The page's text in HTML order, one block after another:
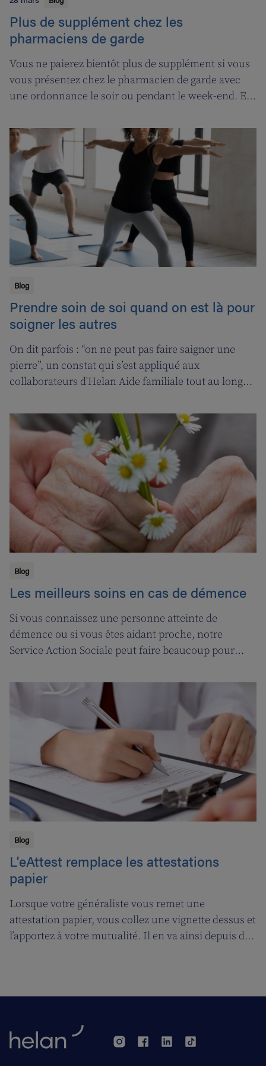
Plus de supplément chez les
pharmaciens de garde
Vous ne paierez bientôt plus de supplément si vous
vous présentez chez le pharmacien de garde avec
une ordonnance le soir ou pendant le week-end. En
sera introduite pour les pharmaciens de garde.
Blog
Prendre soin de soi quand on est là pour
soigner les autres
On dit parfois : “on ne peut pas faire saigner une
pierre”, un constat qui s’est appliqué aux
collaborateurs d'Helan Aide familiale tout au long
pourquoi nous avons fait appel aux services de la
‘ligne d’oxygène’ pour donner l’occasion de souffler à
nos soignant(e)s, et leur permettre ainsi de pouvoir
encore mieux s’occuper de leurs clients.
Blog
Les meilleurs soins en cas de démence
Si vous connaissez une personne atteinte de
démence ou si vous êtes aidant proche, notre
Service Action Sociale peut faire beaucoup pour
qu'elle établit un plan de soins pour Jossé et
Maurice.
Blog
L'eAttest remplace les attestations
papier
Lorsque votre généraliste vous remet une
attestation papier, vous collez une vignette dessus et
l’apportez à votre mutualité. Il en va ainsi depuis des
vous facilitera grandement la vie.